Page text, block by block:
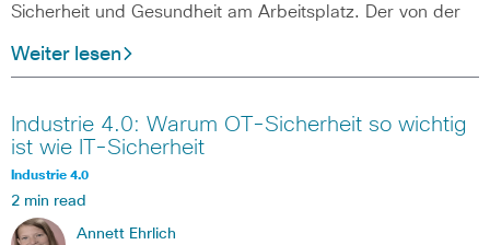
Sicherheit und Gesundheit am Arbeitsplatz. Der von der
Weiter lesen
Industrie 4.0: Warum OT-Sicherheit so wichtig
ist wie IT-Sicherheit
Industrie 4.0
2 min read
Annett Ehrlich